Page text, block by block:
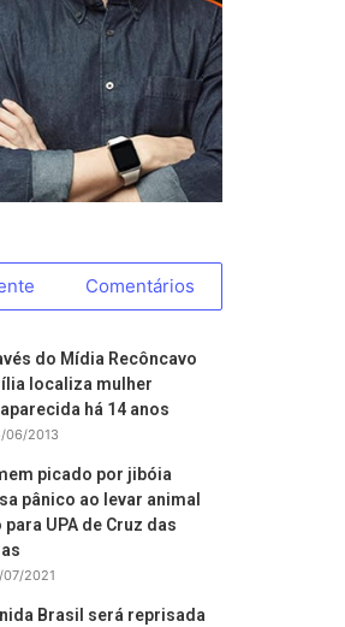
Comentários
do Mídia Recôncavo
localiza mulher
há 14 anos
06/2013
picado por jibóia
pânico ao levar animal
para UPA de Cruz das
07/2021
Brasil será reprisada